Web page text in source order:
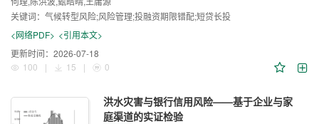
关键词： 气候转型风险;风险管理;投融资期限错配;短贷长投
<网络PDF> <引用本文>
更新时间： 2026-07-18
100
| 15 | 0
洪水灾害与银行信用风险——基于企业与家
庭渠道的实证检验